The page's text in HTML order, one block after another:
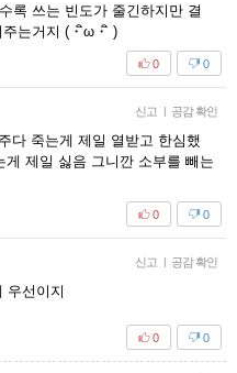
록 쓰는 빈도가 줄긴하지만 결
주는거지 (・ิω・ิ )
0
0
신고 | 공감 확인
다 죽는게 제일 열받고 한심했
제일 싫음 그니깐 소부를 빼는
0
0
신고 | 공감 확인
우선이지
0
0